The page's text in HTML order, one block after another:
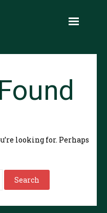
looking for. Perhaps